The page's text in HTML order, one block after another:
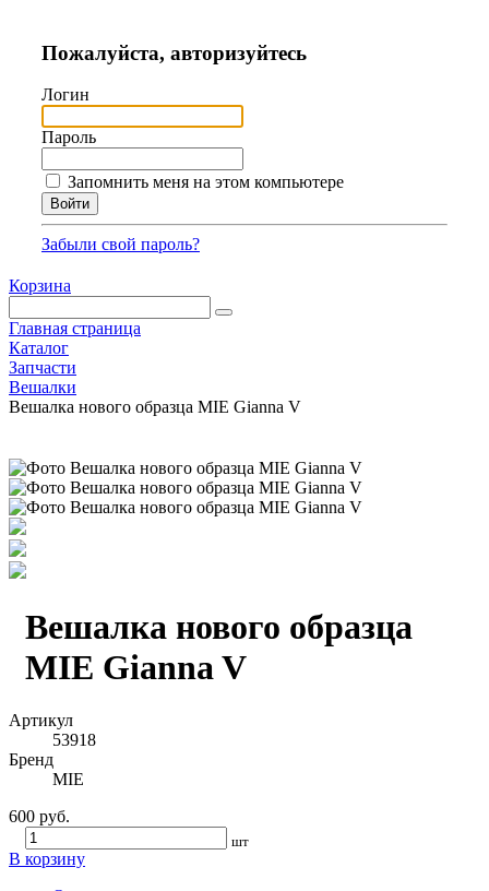
Пожалуйста, авторизуйтесь
Логин
Пароль
Запомнить меня на этом компьютере
Забыли свой пароль?
Корзина
Главная страница
Каталог
Запчасти
Вешалки
Вешалка нового образца MIE Gianna V
Вешалка нового образца
MIE Gianna V
Артикул
53918
Бренд
MIE
600 руб.
шт
В корзину